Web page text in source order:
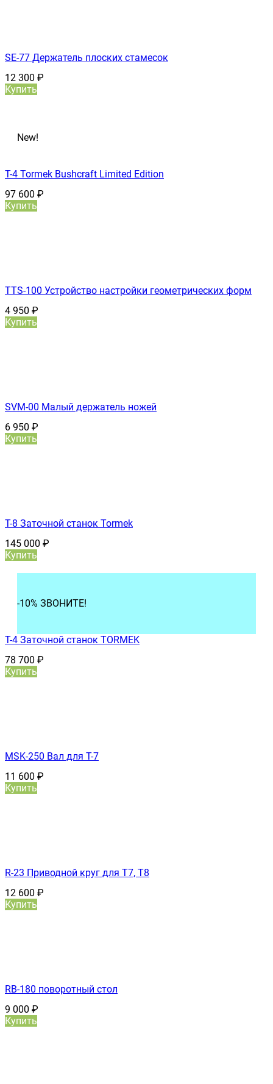
SE-77 Держатель плоских стамесок
12 300 ₽
Купить
New!
T-4 Tormek Bushcraft Limited Edition
97 600 ₽
Купить
TTS-100 Устройство настройки геометрических форм
4 950 ₽
Купить
SVM-00 Малый держатель ножей
6 950 ₽
Купить
T-8 Заточной станок Tormek
145 000 ₽
Купить
-10% ЗВОНИТЕ!
T-4 Заточной станок TORMEK
78 700 ₽
Купить
MSK-250 Вал для T-7
11 600 ₽
Купить
R-23 Приводной круг для Т7, T8
12 600 ₽
Купить
RB-180 поворотный стол
9 000 ₽
Купить